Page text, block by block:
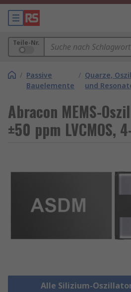
Teile-Nr.
/ Passive
Bauelemente
/ Quarze,
und
Abracon MEMS-
±50 ppm LVCMOS,
Alle Silizium-